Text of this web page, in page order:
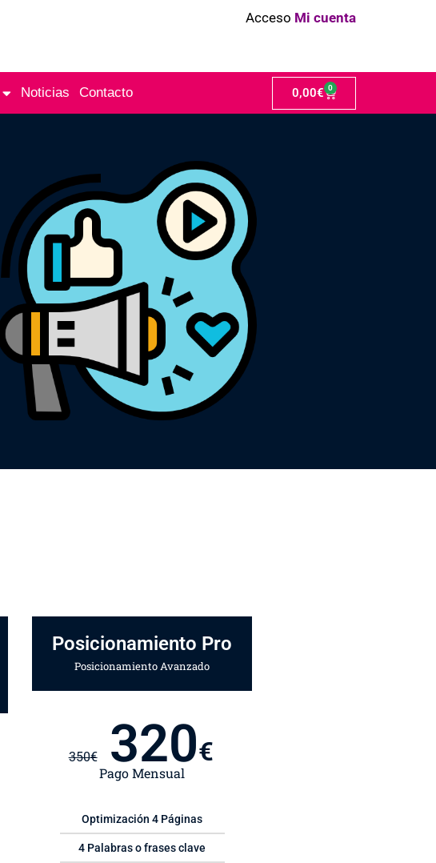
Acceso Mi cuenta
Noticias Contacto 0,00€ 0
Posicionamiento Pro
Posicionamiento Avanzado
350€ 320€
Pago Mensual
Optimización 4 Páginas
4 Palabras o frases clave